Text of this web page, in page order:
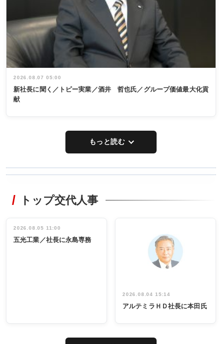
2026.08.07 05:00
新社長に聞く／トピー実業／酒井 哲也氏／グループ価値最大化貢
献
もっと読む
非鉄業界で
インタビュ
ー／社内ア
タックトレー
祝う 業界関
係者ら220人
出席
トップ交代人事
2026.08.05 11:00
五光工業／社長に永島専務
2026.08.04 15:14
アルテミラＨＤ社長に本田氏